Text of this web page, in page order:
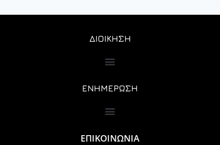
ΔΙΟΙΚΗΣΗ
ΕΝΗΜΕΡΩΣΗ
ΕΠΙΚΟΙΝΩΝΙΑ